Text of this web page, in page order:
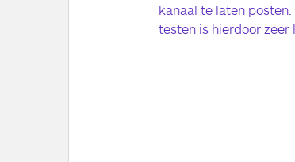
kanaal te laten
testen is hierdoor zeer